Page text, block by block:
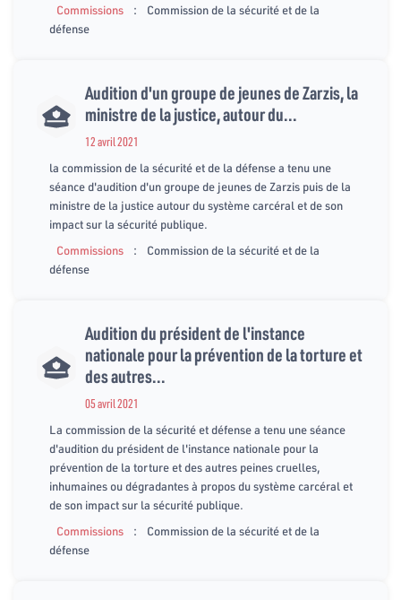
Commissions
:
Commission de la sécurité et de la
défense
Audition d'un groupe de jeunes de Zarzis, la
ministre de la justice, autour du...
12 avril 2021
la commission de la sécurité et de la défense a tenu une
séance d'audition d'un groupe de jeunes de Zarzis puis de la
ministre de la justice autour du système carcéral et de son
impact sur la sécurité publique.
Commissions
:
Commission de la sécurité et de la
défense
Audition du président de l'instance
nationale pour la prévention de la torture et
des autres...
05 avril 2021
La commission de la sécurité et défense a tenu une séance
d'audition du président de l'instance nationale pour la
prévention de la torture et des autres peines cruelles,
inhumaines ou dégradantes à propos du système carcéral et
de son impact sur la sécurité publique.
Commissions
:
Commission de la sécurité et de la
défense